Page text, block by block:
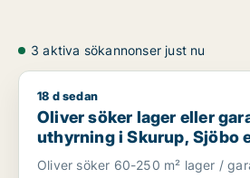
3 aktiva sökannonser just nu
Oliver söker lager eller garage för
18 d sedan
Oliver söker lager eller
uthyrning i Skurup, Sjöbo
Oliver söker 60-250 m² lager /